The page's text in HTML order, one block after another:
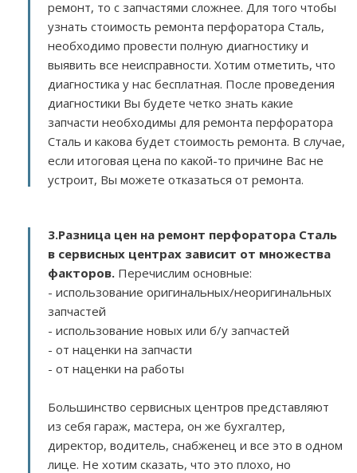
ремонт, то с запчастями сложнее. Для того чтобы
узнать стоимость ремонта перфоратора Сталь,
необходимо провести полную диагностику и
выявить все неисправности. Хотим отметить, что
диагностика у нас бесплатная. После проведения
диагностики Вы будете четко знать какие
запчасти необходимы для ремонта перфоратора
Сталь и какова будет стоимость ремонта. В случае,
если итоговая цена по какой-то причине Вас не
устроит, Вы можете отказаться от ремонта.
3.Разница цен на ремонт перфоратора Сталь
в сервисных центрах зависит от множества
факторов. Перечислим основные:
- использование оригинальных/неоригинальных
запчастей
- использование новых или б/у запчастей
- от наценки на запчасти
- от наценки на работы
Большинство сервисных центров представляют
из себя гараж, мастера, он же бухгалтер,
директор, водитель, снабженец и все это в одном
лице. Не хотим сказать, что это плохо, но